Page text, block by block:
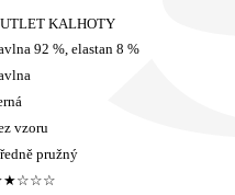
KALHOTY
92 %, elastan 8 %
vzoru
pružný